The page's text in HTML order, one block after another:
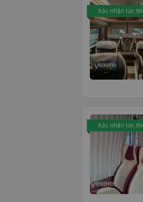
Xác nhận tức thì
Xác nhận tức thì